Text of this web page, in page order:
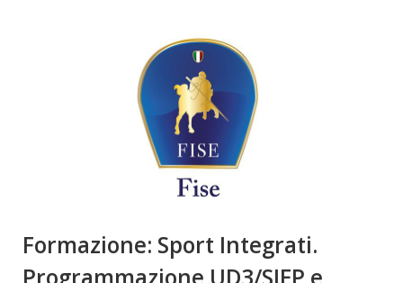
Formazione: Sport Integrati.
Programmazione UD3/SIEP e